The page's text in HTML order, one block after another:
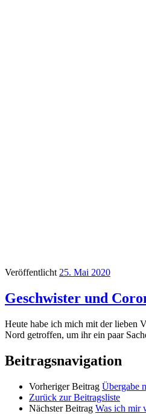
Veröffentlicht 25. Mai 2020
Geschwister und
Heute habe ich mich mit der lieben
Nord getroffen, um ihr ein paar
Beitragsnavigation
Vorheriger Beitrag Übergabe
Zurück zur Beitragsliste
Nächster Beitrag Was ich mir